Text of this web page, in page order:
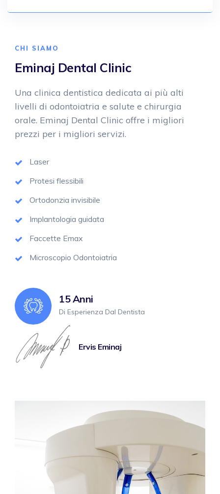
CHI SIAMO
Eminaj Dental Clinic
Una clinica dentistica dedicata ai più alti
livelli di odontoiatria e salute e chirurgia
orale. Eminaj Dental Clinic offre i migliori
prezzi per i migliori servizi.
Laser
Protesi flessibili
Ortodonzia invisibile
Implantologia guidata
Faccette Emax
Microscopio Odontoiatria
15 Anni
Di Esperienza Dal Dentista
Ervis Eminaj